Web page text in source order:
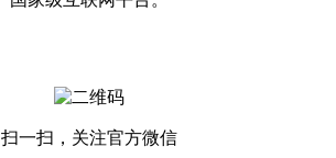
扫一扫，关注官方微信